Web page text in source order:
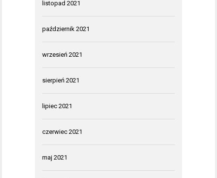
listopad 2021
październik 2021
wrzesień 2021
sierpień 2021
lipiec 2021
czerwiec 2021
maj 2021